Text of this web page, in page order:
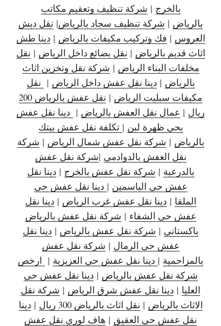
بالخرج | شركة تنظيف وتعقيم مكاتب
بالرياض | شركة تنظيف سجاد بالرياض| نقل دبش
العروس | فك وتركيب مكيفات بالرياض |دينا طش
اثاث قديم بالرياض | نقل بضائع داخل الرياض | نقل
مخلفات البناء الرياض | شركة نقل وتخزين اثاث
بالرياض |دينا نقل عفش داخل الرياض | نقل
مكيفات سبليت الرياض |
نقل عفش بالرياض 200
ريال | عمال نقل العفش بالرياض | دينا نقل عفش
بحي ظهرة لبن | تكلفة نقل عفش بيتك
بالرياض | شركة نقل عفش شمال الرياض | شركة
نقل العفش بالدوادمي |شركة نقل عفش
بالدرعية | شركة نقل عفش بالخرج |دينا نقل
عفش حي الياسمين | دينا نقل عفش حي
الملقا |دينا نقل عفش غرب الرياض |دينا نقل
عفش حي الشفاء | شركة نقل عفش بالرياض
باكستاني | شركة نقل عفش بالرياض | دينا نقل
عفش حي الرمال | شركة نقل عفش
بالمزاحمية | دينا نقل عفش حي العزيزية | ارخص
شركة نقل عفش بالرياض |دينا نقل عفش حي
العليا | دينا نقل عفش شرق الرياض | شركة نقل
الاثاث بالرياض | نقل اثاث بالرياض 300 ريال |دينا
نقل عفش حي العقيق | هاف لوري نقل عفش